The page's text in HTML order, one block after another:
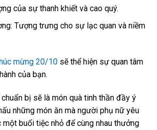
của sự thanh khiết và cao quý.
Tượng trưng cho sự lạc quan và niềm
mừng 20/10 sẽ thể hiện sự quan tâm
của bạn.
bị sẽ là món quà tinh thần đầy ý
những món ăn mà người phụ nữ yêu
buổi tiệc nhỏ để cùng nhau thưởng